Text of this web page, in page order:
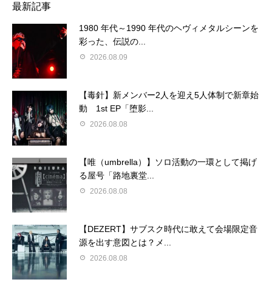
最新記事
1980 年代～1990 年代のヘヴィメタルシーンを
彩った、伝説の...
2026.08.09
【毒針】新メンバー2人を迎え5人体制で新章始
動 1st EP「堕影...
2026.08.08
【唯（umbrella）】ソロ活動の一環として掲げ
る屋号「路地裏堂...
2026.08.08
【DEZERT】サブスク時代に敢えて会場限定音
源を出す意図とは？メ...
2026.08.08